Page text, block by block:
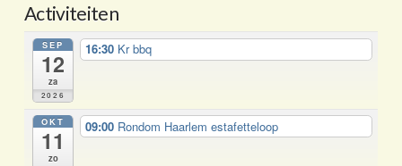
Activiteiten
SEP
12
za
2026
16:30 Kr bbq
OKT
11
zo
09:00 Rondom Haarlem estafetteloop